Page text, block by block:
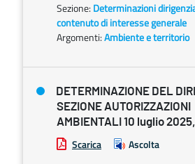
Sezione: Determinazioni
contenuto di interesse generale
Argomenti:Ambiente e territorio
DETERMINAZIONE DEL
SEZIONE AUTORIZZAZIONI
AMBIENTALI 10 luglio
Scarica Ascolta